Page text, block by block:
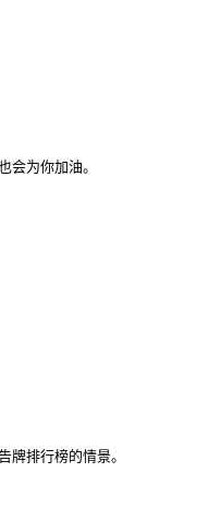
会为你加油。
牌排行榜的情景。